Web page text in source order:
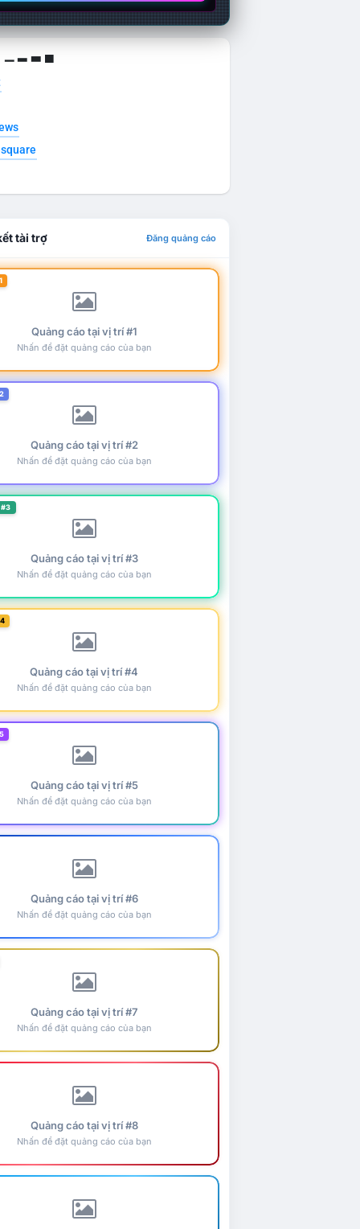
▁ ▂ ▃ ▄
tài trợ Đăng quảng cáo
Quảng cáo tại vị trí #1
Nhấn để đặt quảng cáo của bạn
Quảng cáo tại vị trí #2
Nhấn để đặt quảng cáo của bạn
Quảng cáo tại vị trí #3
Nhấn để đặt quảng cáo của bạn
Quảng cáo tại vị trí #4
Nhấn để đặt quảng cáo của bạn
Quảng cáo tại vị trí #5
Nhấn để đặt quảng cáo của bạn
Quảng cáo tại vị trí #6
Nhấn để đặt quảng cáo của bạn
Quảng cáo tại vị trí #7
Nhấn để đặt quảng cáo của bạn
Quảng cáo tại vị trí #8
Nhấn để đặt quảng cáo của bạn